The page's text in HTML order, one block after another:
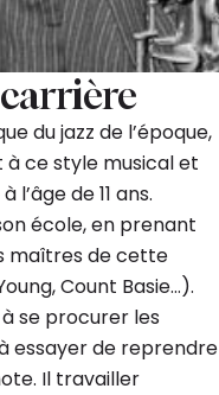
du jazz de l’époque,
à ce style musical et
de 11 ans.
école, en prenant
maîtres de cette
Count Basie…).
se procurer les
essayer de reprendre
Il travailler